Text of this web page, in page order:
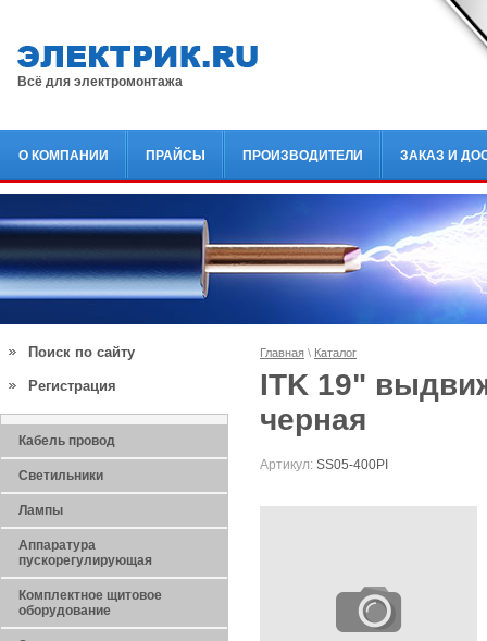
Всё для электромонтажа
О КОМПАНИИ ПРАЙСЫ ПРОИЗВОДИТЕЛИ ЗАКАЗ И
Главная \ Каталог
ITK 19"
черная
Артикул: SS05-400PI
Поиск по сайту
Регистрация
Кабель провод
Светильники
Лампы
Аппаратура
пускорегулирующая
Комплектное щитовое
оборудование